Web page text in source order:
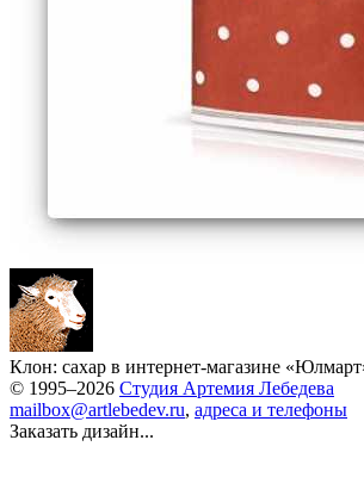
Клон: сахар в интернет-магазине
© 1995–2026 Студия Артемия Лебедева
mailbox@artlebedev.ru, адреса и телефоны
Заказать дизайн...